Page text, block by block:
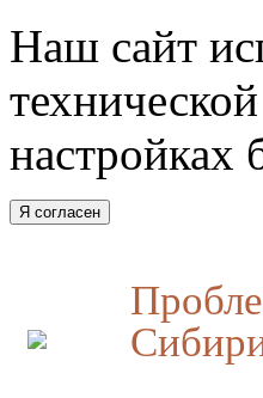
Наш сайт
настройках
Я согласен